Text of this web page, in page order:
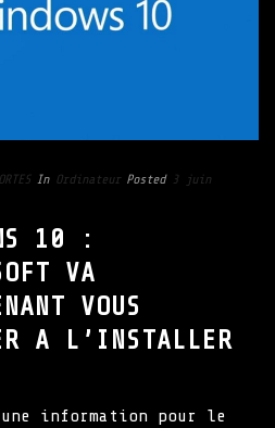
In Ordinateur Posted
3 juin
10 :
VA
VOUS
A L’INSTALLER
une information pour le